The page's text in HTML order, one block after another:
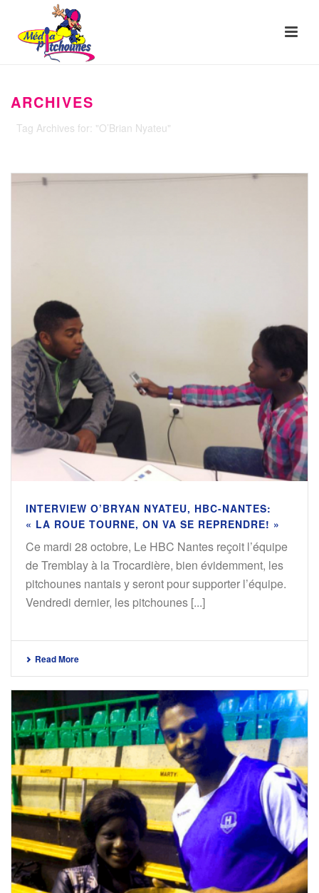
ARCHIVES
Tag Archives for: "O’Brian Nyateu"
INTERVIEW O’BRYAN NYATEU, HBC-NANTES:
« LA ROUE TOURNE, ON VA SE REPRENDRE! »
Ce mardi 28 octobre, Le HBC Nantes reçoit l’équipe
de Tremblay à la Trocardière, bien évidemment, les
pitchounes nantais y seront pour supporter l’équipe.
Vendredi dernier, les pitchounes [...]
Read More